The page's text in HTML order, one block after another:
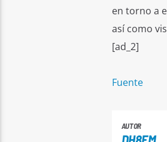
en torno a
así como
[ad_2]
Fuente
AUTOR